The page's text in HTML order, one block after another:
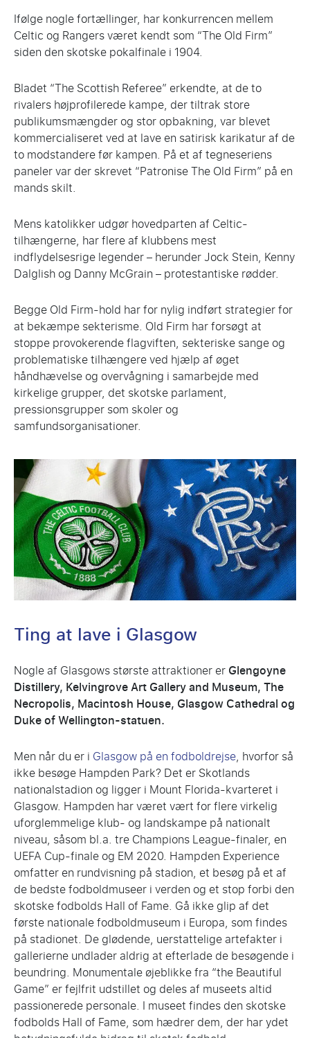
Ifølge nogle fortællinger, har konkurrencen mellem
Celtic og Rangers været kendt som “The Old Firm”
siden den skotske pokalfinale i 1904.
Bladet “The Scottish Referee” erkendte, at de to
rivalers højprofilerede kampe, der tiltrak store
publikumsmængder og stor opbakning, var blevet
kommercialiseret ved at lave en satirisk karikatur af de
to modstandere før kampen. På et af tegneseriens
paneler var der skrevet “Patronise The Old Firm” på en
mands skilt.
Mens katolikker udgør hovedparten af Celtic-
tilhængerne, har flere af klubbens mest
indflydelsesrige legender – herunder Jock Stein, Kenny
Dalglish og Danny McGrain – protestantiske rødder.
Begge Old Firm-hold har for nylig indført strategier for
at bekæmpe sekterisme. Old Firm har forsøgt at
stoppe provokerende flagviften, sekteriske sange og
problematiske tilhængere ved hjælp af øget
håndhævelse og overvågning i samarbejde med
kirkelige grupper, det skotske parlament,
pressionsgrupper som skoler og
samfundsorganisationer.
Ting at lave i Glasgow
Nogle af Glasgows største attraktioner erGlengoyne
Distillery, Kelvingrove Art Gallery and Museum, The
Necropolis, Macintosh House, Glasgow Cathedral og
Duke of Wellington-statuen.
Men når du er i Glasgow på en fodboldrejse, hvorfor så
ikke besøge Hampden Park? Det er Skotlands
nationalstadion og ligger i Mount Florida-kvarteret i
Glasgow. Hampden har været vært for flere virkelig
uforglemmelige klub- og landskampe på nationalt
niveau, såsom bl.a. tre Champions League-finaler, en
UEFA Cup-finale og EM 2020. Hampden Experience
omfatter en rundvisning på stadion, et besøg på et af
de bedste fodboldmuseer i verden og et stop forbi den
skotske fodbolds Hall of Fame. Gå ikke glip af det
første nationale fodboldmuseum i Europa, som findes
på stadionet. De glødende, uerstattelige artefakter i
gallerierne undlader aldrig at efterlade de besøgende i
beundring. Monumentale øjeblikke fra “the Beautiful
Game” er fejlfrit udstillet og deles af museets altid
passionerede personale. I museet findes den skotske
fodbolds Hall of Fame, som hædrer dem, der har ydet